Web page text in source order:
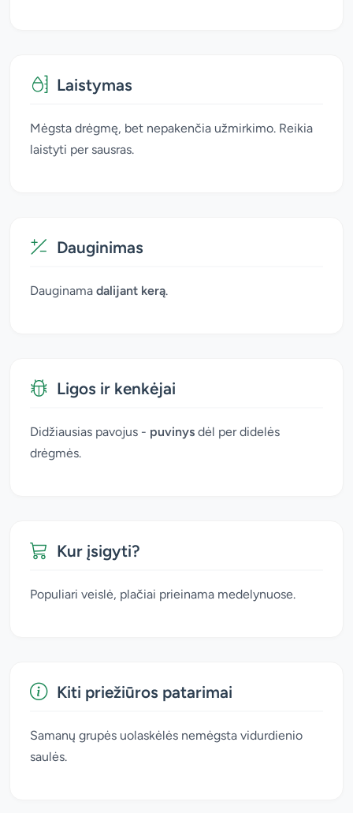
Laistymas
Mėgsta drėgmę, bet nepakenčia užmirkimo. Reikia
laistyti per sausras.
Dauginimas
Dauginama dalijant kerą.
Ligos ir kenkėjai
Didžiausias pavojus - puvinys dėl per didelės
drėgmės.
Kur įsigyti?
Populiari veislė, plačiai prieinama medelynuose.
Kiti priežiūros patarimai
Samanų grupės uolaskėlės nemėgsta vidurdienio
saulės.